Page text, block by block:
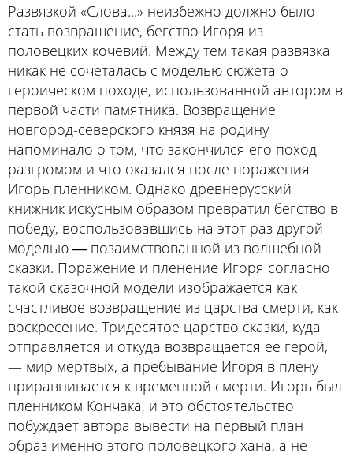
Развязкой «Слова...» неизбежно должно было
стать возвращение, бегство Игоря из
половецких кочевий. Между тем такая развязка
никак не сочеталась с моделью сюжета о
героическом походе, использованной автором в
первой части памятника. Возвращение
новгород-северского князя на родину
напоминало о том, что закончился его поход
разгромом и что оказался после поражения
Игорь пленником. Однако древнерусский
книжник искусным образом превратил бегство в
победу, воспользовавшись на этот раз другой
моделью ― позаимствованной из волшебной
сказки. Поражение и пленение Игоря согласно
такой сказочной модели изображается как
счастливое возвращение из царства смерти, как
воскресение. Тридесятое царство сказки, куда
отправляется и откуда возвращается ее герой,
— мир мертвых, а пребывание Игоря в плену
приравнивается к временной смерти. Игорь был
пленником Кончака, и это обстоятельство
побуждает автора вывести на первый план
образ именно этого половецкого хана, а не